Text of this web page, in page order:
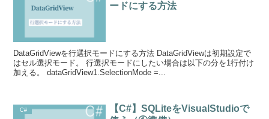
ードにする方法
DataGridViewを行選択モードにする方法 DataGridViewは初期設定で
はセル選択モード。 行選択モードにしたい場合は以下の分を1行付け
加える。 dataGridView1.SelectionMode =...
C#
【C#】SQLiteをVisualStudioで